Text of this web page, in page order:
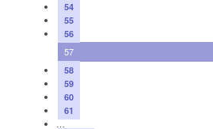
54
55
56
57
58
59
60
61
…